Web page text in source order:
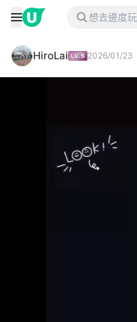
HiroLai 2026/01/23